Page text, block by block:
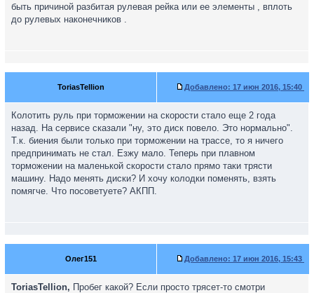
быть причиной разбитая рулевая рейка или ее элементы , вплоть
до рулевых наконечников .
ToriasTellion Добавлено: 17 июн 2016, 15:40
Колотить руль при торможении на скорости стало еще 2 года
назад. На сервисе сказали "ну, это диск повело. Это нормально".
Т.к. биения были только при торможении на трассе, то я ничего
предпринимать не стал. Езжу мало. Теперь при плавном
торможении на маленькой скорости стало прямо таки трясти
машину. Надо менять диски? И хочу колодки поменять, взять
помягче. Что посоветуете? АКПП.
Олег151 Добавлено: 17 июн 2016, 15:43
ToriasTellion, Пробег какой? Если просто трясет-то смотри